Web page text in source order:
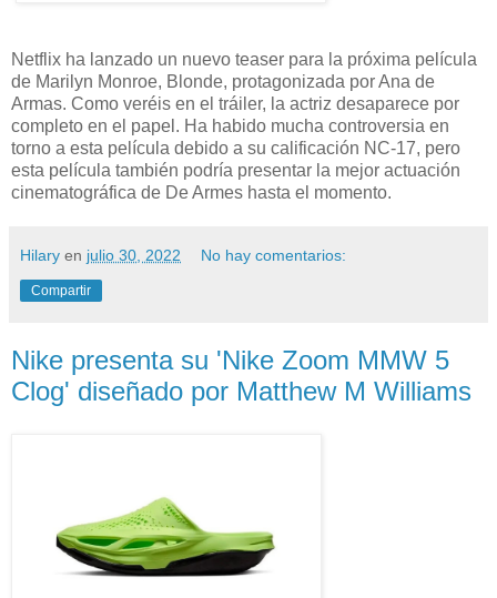
Netflix ha lanzado un nuevo teaser para la próxima película
de Marilyn Monroe, Blonde, protagonizada por Ana de
Armas. Como veréis en el tráiler, la actriz desaparece por
completo en el papel. Ha habido mucha controversia en
torno a esta película debido a su calificación NC-17, pero
esta película también podría presentar la mejor actuación
cinematográfica de De Armes hasta el momento.
Hilary en julio 30, 2022 No hay comentarios:
Compartir
Nike presenta su 'Nike Zoom MMW 5
Clog' diseñado por Matthew M Williams